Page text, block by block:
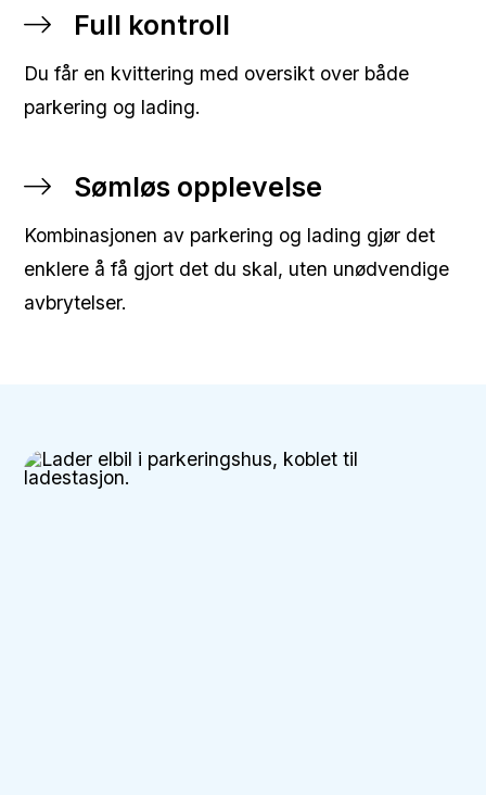
Full kontroll
Du får en kvittering med oversikt over både
parkering og lading.
Sømløs opplevelse
Kombinasjonen av parkering og lading gjør det
enklere å få gjort det du skal, uten unødvendige
avbrytelser.